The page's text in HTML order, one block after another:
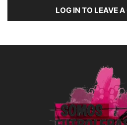
LOG IN TO LEAVE